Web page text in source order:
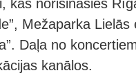
kas norisināsies
Mežaparka
Daļa no
kanālos.